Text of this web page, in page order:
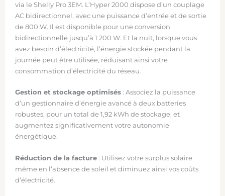
via le Shelly Pro 3EM. L’Hyper 2000 dispose d’un couplage
AC bidirectionnel, avec une puissance d’entrée et de sortie
de 800 W. Il est disponible pour une conversion
bidirectionnelle jusqu’à 1 200 W. Et la nuit, lorsque vous
avez besoin d’électricité, l’énergie stockée pendant la
journée peut être utilisée, réduisant ainsi votre
consommation d’électricité du réseau.
Gestion et stockage optimisés : Associez la puissance
d’un gestionnaire d’énergie avancé à deux batteries
robustes, pour un total de 1,92 kWh de stockage, et
augmentez significativement votre autonomie
énergétique.
Réduction de la facture : Utilisez votre surplus solaire
même en l’absence de soleil et diminuez ainsi vos coûts
d’électricité.